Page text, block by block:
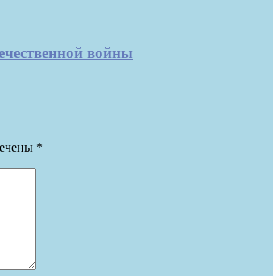
войны
*